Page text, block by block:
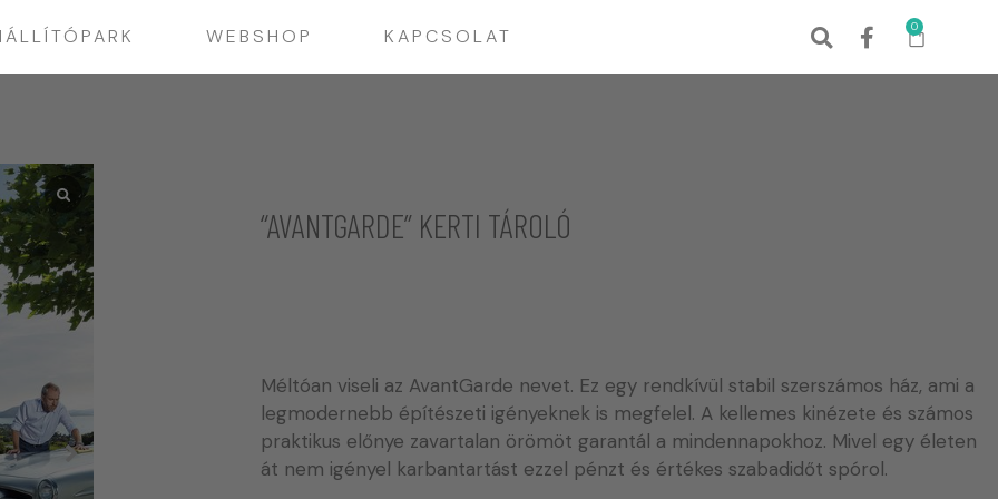
WEBSHOP KAPCSOLAT 0
“AVANTGARDE” KERTI TÁROLÓ
Méltóan viseli az AvantGarde nevet. Ez egy rendkívül stabil szerszámos ház, ami a
legmodernebb építészeti igényeknek is megfelel. A kellemes kinézete és számos
praktikus előnye zavartalan örömöt garantál a mindennapokhoz. Mivel egy életen
át nem igényel karbantartást ezzel pénzt és értékes szabadidőt spórol.